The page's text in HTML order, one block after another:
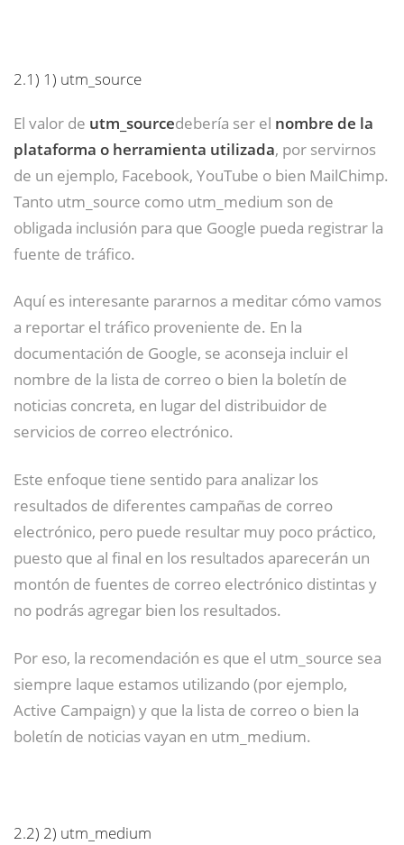
2.1) 1) utm_source
El valor de utm_sourcedebería ser el nombre de la
plataforma o herramienta utilizada, por servirnos
de un ejemplo, Facebook, YouTube o bien MailChimp.
Tanto utm_source como utm_medium son de
obligada inclusión para que Google pueda registrar la
fuente de tráfico.
Aquí es interesante pararnos a meditar cómo vamos
a reportar el tráfico proveniente de. En la
documentación de Google, se aconseja incluir el
nombre de la lista de correo o bien la boletín de
noticias concreta, en lugar del distribuidor de
servicios de correo electrónico.
Este enfoque tiene sentido para analizar los
resultados de diferentes campañas de correo
electrónico, pero puede resultar muy poco práctico,
puesto que al final en los resultados aparecerán un
montón de fuentes de correo electrónico distintas y
no podrás agregar bien los resultados.
Por eso, la recomendación es que el utm_source sea
siempre laque estamos utilizando (por ejemplo,
Active Campaign) y que la lista de correo o bien la
boletín de noticias vayan en utm_medium.
2.2) 2) utm_medium